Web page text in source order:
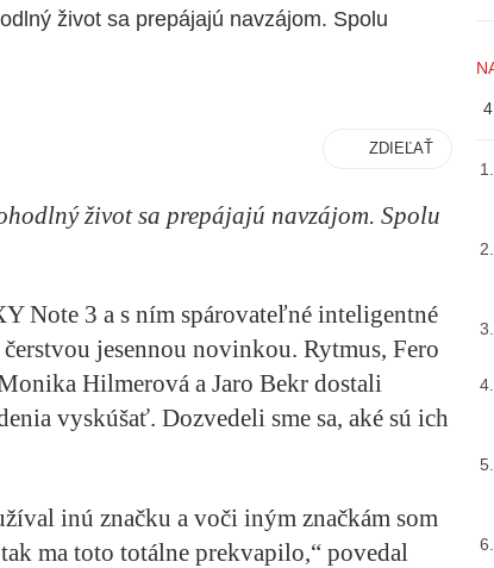
život sa prepájajú navzájom. Spolu
ZDIEĽAŤ
život sa prepájajú navzájom. Spolu
Note 3 a s ním spárovateľné inteligentné
jesennou novinkou. Rytmus, Fero
Hilmerová a Jaro Bekr dostali
vyskúšať. Dozvedeli sme sa, aké sú ich
inú značku a voči iným značkám som
ma toto totálne prekvapilo,“ povedal
1.
2.
3.
4.
5.
6.